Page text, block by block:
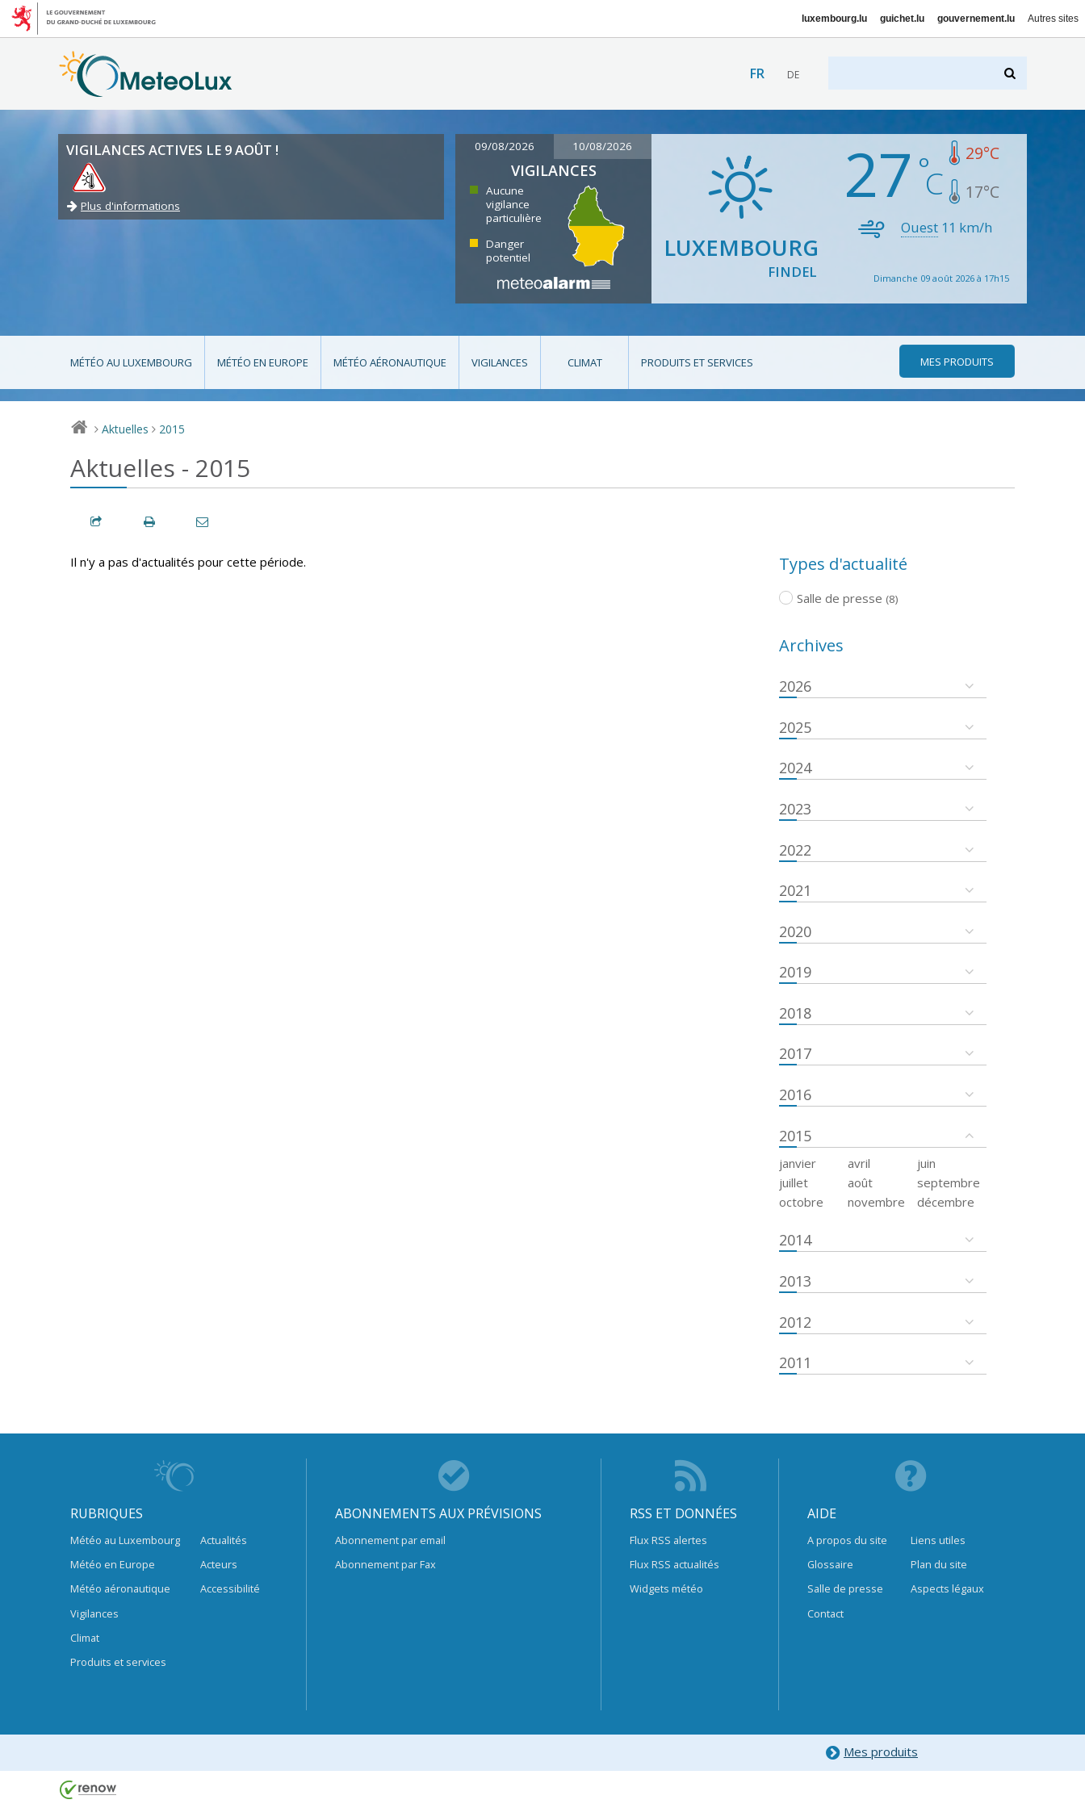
luxembourg.lu guichet.lu gouvernement.lu Autres sites
FR DE
VIGILANCES ACTIVES LE 9 AOÛT !
Plus d'informations
09/08/2026 10/08/2026
VIGILANCES
Aucune
vigilance
particulière
Danger
potentiel
LUXEMBOURG
FINDEL
27 29°C
17°C
Ouest 11 km/h
Dimanche 09 août 2026 à 17h15
MÉTÉO AU LUXEMBOURG MÉTÉO EN EUROPE MÉTÉO AÉRONAUTIQUE VIGILANCES CLIMAT PRODUITS ET SERVICES MES PRODUITS
> Aktuelles > 2015
Aktuelles - 2015
Il n'y a pas d'actualités pour cette période. Types d'actualité
Salle de presse (8)
Archives
2026
2025
2024
2023
2022
2021
2020
2019
2018
2017
2016
2015
janvier avril
juin
juillet
août
septembre
octobre
novembre décembre
2014
2013
2012
2011
RUBRIQUES
Météo au Luxembourg
Météo en Europe
Météo aéronautique
Vigilances
Climat
Produits et services
Actualités
Acteurs
Accessibilité
ABONNEMENTS AUX PRÉVISIONS
Abonnement par email
Abonnement par Fax
RSS ET DONNÉES
Flux RSS alertes
Flux RSS actualités
Widgets météo
AIDE
A propos du site
Glossaire
Salle de presse
Contact
Liens utiles
Plan du site
Aspects légaux
Mes produits